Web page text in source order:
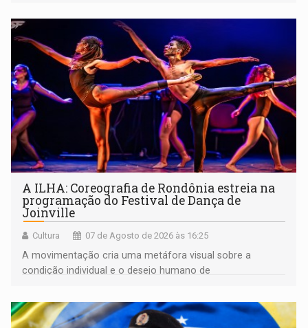
A ILHA: Coreografia de Rondônia estreia na
programação do Festival de Dança de
Joinville
Cultura 07 de Agosto de 2026 às 16:25
A movimentação cria uma metáfora visual sobre a
condição individual e o desejo humano de